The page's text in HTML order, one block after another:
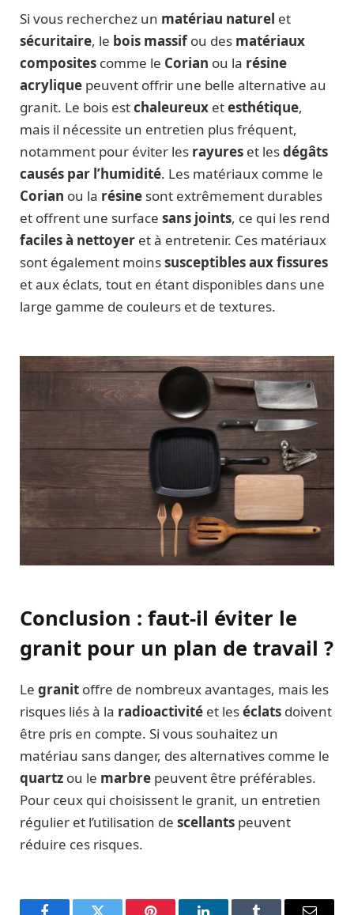
Si vous recherchez un matériau naturel et
sécuritaire, le bois massifou des matériaux
composites comme le Corian ou la résine
acrylique peuvent offrir une belle alternative au
granit. Le bois estchaleureux etesthétique,
mais il nécessite un entretien plus fréquent,
notamment pour éviter les rayures et lesdégâts
causés par l’humidité. Les matériaux comme le
Corian ou la résine sont extrêmement durables
et offrent une surface sans joints, ce qui les rend
faciles à nettoyer et à entretenir. Ces matériaux
sont également moinssusceptibles aux fissures
et aux éclats, tout en étant disponibles dans une
large gamme de couleurs et de textures.
Conclusion : faut-il éviter le
granit pour un plan de travail ?
Le granit offre de nombreux avantages, mais les
risques liés à la radioactivité et leséclats doivent
être pris en compte. Si vous souhaitez un
matériau sans danger, des alternatives comme le
quartz ou le marbre peuvent être préférables.
Pour ceux qui choisissent le granit, un entretien
régulier et l’utilisation de scellants peuvent
réduire ces risques.